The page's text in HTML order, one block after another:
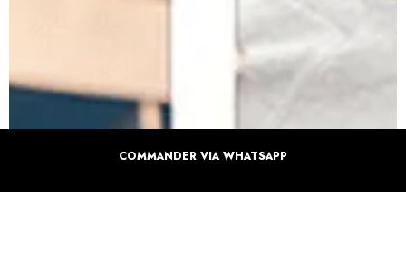
COMMANDER VIA WHATSAPP